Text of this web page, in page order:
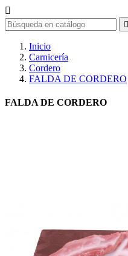


Inicio
Carnicería
Cordero
FALDA DE CORDERO
FALDA DE CORDERO